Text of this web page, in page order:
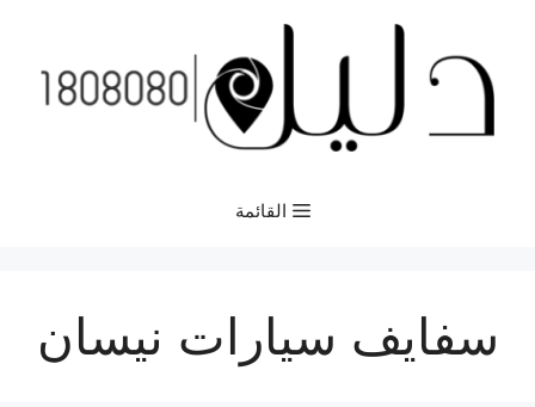
المحتوى
القائمة
سفايف سيارات نيسان